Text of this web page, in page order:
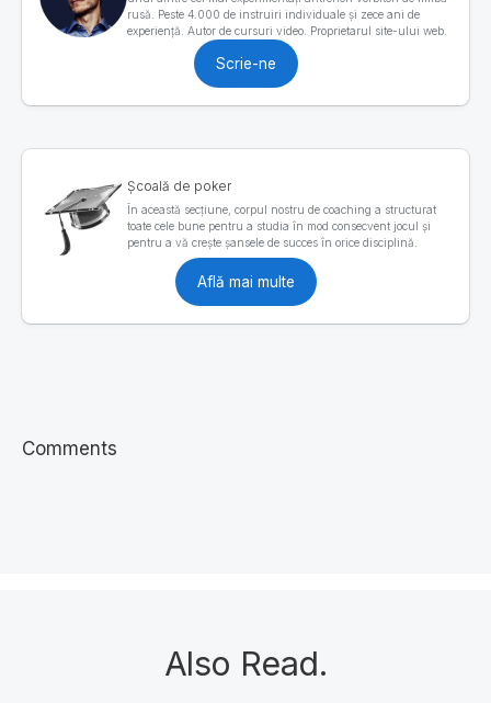
rusă. Peste 4.000 de instruiri individuale și zece ani de
experiență. Autor de cursuri video. Proprietarul site-ului web.
Scrie-ne
Școală de poker
În această secțiune, corpul nostru de coaching a structurat
toate cele bune pentru a studia în mod consecvent jocul și
pentru a vă crește șansele de succes în orice disciplină.
Află mai multe
Comments
Also Read.